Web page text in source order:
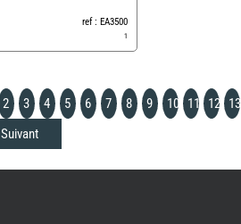
ref : EA3500
1
2 3 4 5 6 7 8 9 10 11 12
13
Suivant